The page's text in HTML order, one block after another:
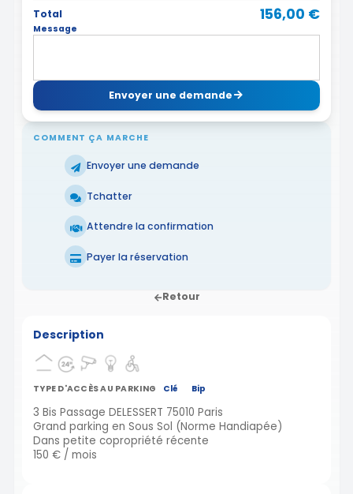
Total
156,00 €
Message
Envoyer une demande
COMMENT ÇA MARCHE
Envoyer une demande
Tchatter
Attendre la confirmation
Payer la réservation
Retour
Description
TYPE D'ACCÈS AU PARKING Clé Bip
3 Bis Passage DELESSERT 75010 Paris
Grand parking en Sous Sol (Norme Handiapée)
Dans petite copropriété récente
150 € / mois